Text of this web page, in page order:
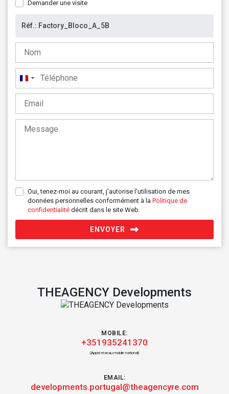
Demander une visite
France
+33
Oui, tenez-moi au courant, j'autorise l'utilisation de mes
données personnelles conformément à la Politique de
confidentialité décrit dans le site Web.
ENVOYER
THEAGENCY Developments
MOBILE:
+351935241370
(Appel réseau mobile national)
EMAIL:
developments.portugal@theagencyre.com